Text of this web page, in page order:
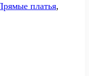
платья,